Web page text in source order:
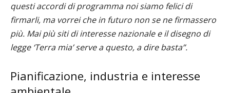
questi accordi di programma noi siamo felici di
firmarli, ma vorrei che in futuro non se ne firmassero
più. Mai più siti di interesse nazionale e il disegno di
legge ‘Terra mia’ serve a questo, a dire basta”.
Pianificazione, industria e interesse